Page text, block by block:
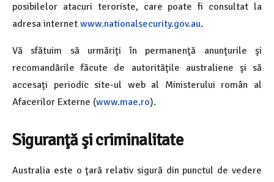
posibilelor atacuri teroriste, care poate fi consultat la
adresa internet www.nationalsecurity.gov.au.
Vă sfătuim să urmăriţi în permanenţă anunţurile şi
recomandările făcute de autorităţile australiene şi să
accesaţi periodic site-ul web al Ministerului român al
Afacerilor Externe (www.mae.ro).
Siguranţă şi criminalitate
Australia este o ţară relativ sigură din punctul de vedere